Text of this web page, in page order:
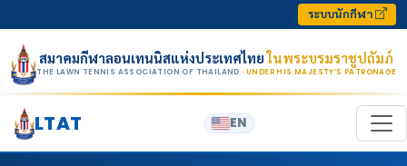
ระบบนักกีฬา
สมาคมกีฬาลอนเทนนิสแห่งประเทศไทยในพระบรมราชูปถัมภ์
THE LAWN TENNIS ASSOCIATION OF THAILAND · UNDER HIS MAJESTY’S PATRONAGE
LTAT EN